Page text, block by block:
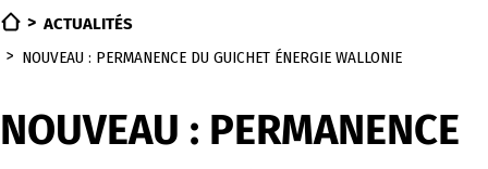
ACTUALITÉS
NOUVEAU : PERMANENCE DU GUICHET ÉNERGIE WALLONIE
NOUVEAU : PERMANENCE